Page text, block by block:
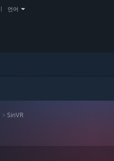
언어
> SinVR